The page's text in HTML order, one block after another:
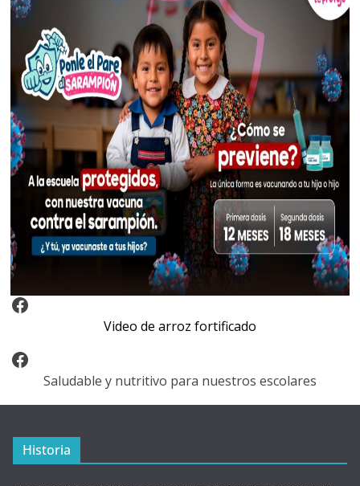
Video Arroz Fortificado
Video de arroz fortificado
Facebook
Saludable y nutritivo para nuestros escolares
Historia